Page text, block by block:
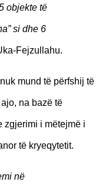
objekte të
si dhe 6
Fejzullahu.
mund të përfshij të
na bazë të
zgjerimi i mëtejmë i
të kryeqytetit.
në